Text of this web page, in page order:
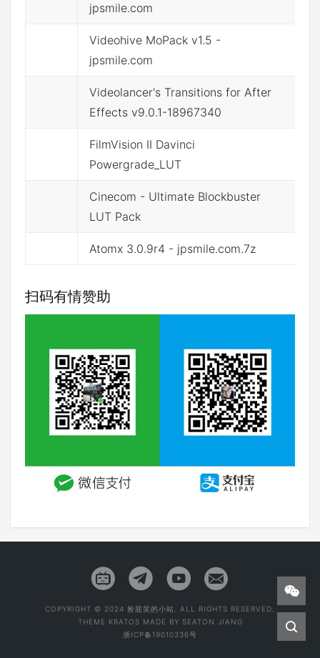
jpsmile.com
Videohive MoPack v1.5 -
jpsmile.com
Videolancer's Transitions for After
Effects v9.0.1-18967340
FilmVision II Davinci
Powergrade_LUT
Cinecom - Ultimate Blockbuster
LUT Pack
Atomx 3.0.9r4 - jpsmile.com.7z
扫码有情赞助
COPYRIGHT © 2024 捡屁笑的小站. ALL RIGHTS RESERVED.
THEME KRATOS MADE BY SEATON JIANG
浙ICP备19010336号